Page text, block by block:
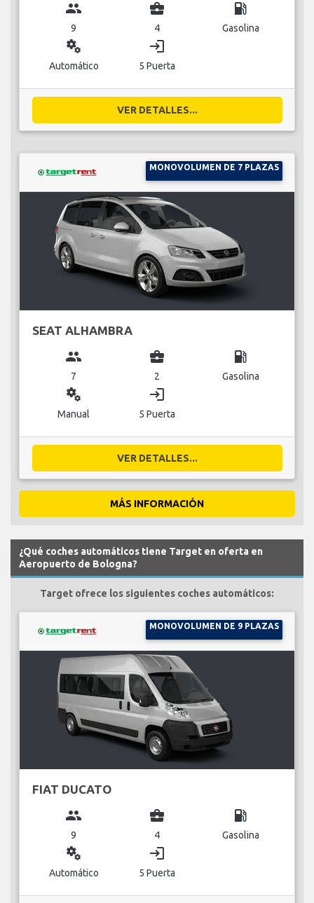
group
9
business_center
4
local_gas_station
Gasolina
miscellaneous_services
Automático
login
5 Puerta
VER DETALLES...
MONOVOLUMEN DE 7 PLAZAS
SEAT ALHAMBRA
group
7
business_center
2
local_gas_station
Gasolina
miscellaneous_services
Manual
login
5 Puerta
VER DETALLES...
MÁS INFORMACIÓN
¿Qué coches automáticos tiene Target en oferta en
Aeropuerto de Bologna?
Target ofrece los siguientes coches automáticos:
MONOVOLUMEN DE 9 PLAZAS
FIAT DUCATO
group
9
business_center
4
local_gas_station
Gasolina
miscellaneous_services
Automático
login
5 Puerta